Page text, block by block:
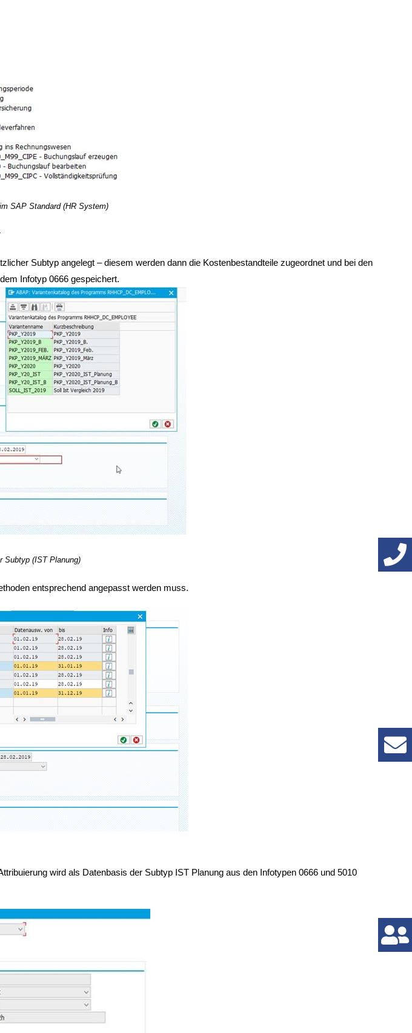
SAP Standard (HR System)
Subtyp angelegt – diesem werden dann die Kostenbestandteile zugeordnet und bei den
Infotyp 0666 gespeichert.
Subtyp (IST Planung)
entsprechend angepasst werden muss.
wird als Datenbasis der Subtyp IST Planung aus den Infotypen 0666 und 5010